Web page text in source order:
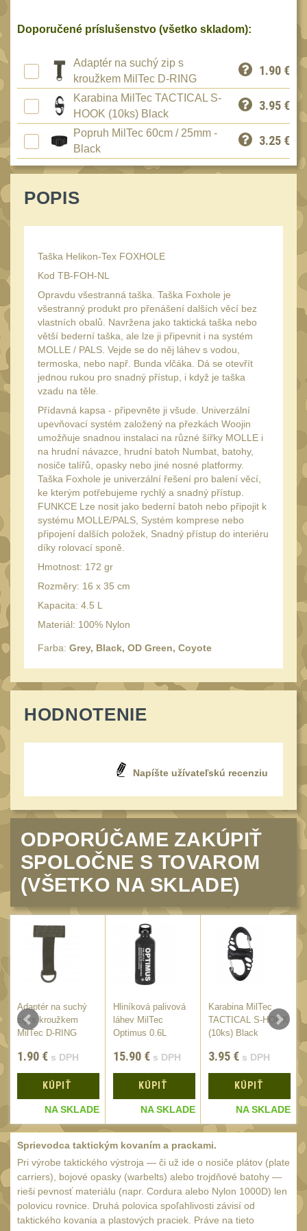
Doplňky
Ramenní popruhy a
vycpávky 10
Karabiny a přezky
Kroužky, šňůrky,
koncovky25
Nášivky105
Zámky
Nepromokavý potahy a
Taktická pera
Láhve
Lékárničky 17
Na přežití 26
Ostatní
MONTÁŽE PRO OPTIKU
Adaptéry a risery 40
Boční montáže 11
Montáže pro optiku 179
1" Picatinny
1" Dovetail13
30mm Picatinny
30mm Dovetail
34mm 31
Montáže pre kolimátory
Ostatní13
Pažby
Raily, lišty, krytky
Přední rukojeti
Zadní rukojeti
Mechanická mířidla 30
Dvojnožky
Dvojnožky pro picatinny
25
Dvojnožky pro M-LOK 9
Dvojnožky pro Keymod
čep15
Popruhy a poutka 40
Príslušenstvo
OPTIKY(145)
Doporučené príslušenstvo (všetko skladom):
Adaptér na suchý zip s
kroužkem MilTec D-RING
1.90 €
Karabina MilTec TACTICAL S-
HOOK (10ks) Black
3.95 €
Popruh MilTec 60cm / 25mm -
Black
3.25 €
POPIS
Taška Helikon-Tex FOXHOLE
Kod TB-FOH-NL
Opravdu všestranná taška. Taška Foxhole je
všestranný produkt pro přenášení dalších věcí bez
vlastních obalů. Navržena jako taktická taška nebo
větší bederní taška, ale lze ji připevnit i na systém
MOLLE / PALS. Vejde se do něj láhev s vodou,
termoska, nebo např. Bunda vlčáka. Dá se otevřít
jednou rukou pro snadný přístup, i když je taška
vzadu na těle.
Přídavná kapsa - připevněte ji všude. Univerzální
upevňovací systém založený na přezkách Woojin
umožňuje snadnou instalaci na různé šířky MOLLE i
na hrudní návazce, hrudní batoh Numbat, batohy,
nosiče talířů, opasky nebo jiné nosné platformy.
Taška Foxhole je univerzální řešení pro balení věcí,
ke kterým potřebujeme rychlý a snadný přístup.
FUNKCE Lze nosit jako bederní batoh nebo připojit k
systému MOLLE/PALS, Systém komprese nebo
připojení dalších položek, Snadný přístup do interiéru
díky rolovací sponě.
Hmotnost: 172 gr
Rozměry: 16 x 35 cm
Kapacita: 4.5 L
Materiál: 100% Nylon
Farba: Grey, Black, OD Green, Coyote
HODNOTENIE
Napíšte užívateľskú recenziu
ODPORÚČAME ZAKÚPIŤ
SPOLOČNE S TOVAROM
(VŠETKO NA SKLADE)
Adaptér na suchý
zip s kroužkem
MilTec D-RING
1.90 € s DPH
KÚPIŤ
NA SKLADE
Hliníková palivová
láhev MilTec
Optimus 0.6L
15.90 € s DPH
KÚPIŤ
NA SKLADE
Karabina MilTec
TACTICAL S-HOOK
(10ks) Black
3.95 € s DPH
KÚPIŤ
NA SKLADE
Sprievodca taktickým kovaním a prackami.
Pri výrobe taktického výstroja — či už ide o nosiče plátov (plate
carriers), bojové opasky (warbelts) alebo trojdňové batohy —
rieši pevnosť materiálu (napr. Cordura alebo Nylon 1000D) len
polovicu rovnice. Druhá polovica spoľahlivosti závisí od
taktického kovania a plastových praciek. Práve na tieto